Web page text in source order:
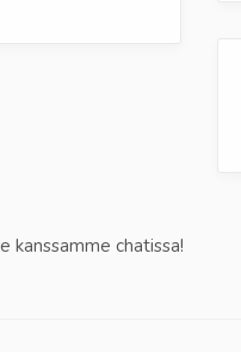
kanssamme chatissa!